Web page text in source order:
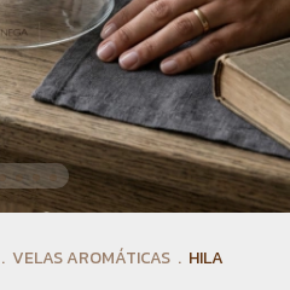
. VELAS AROMÁTICAS . HILA